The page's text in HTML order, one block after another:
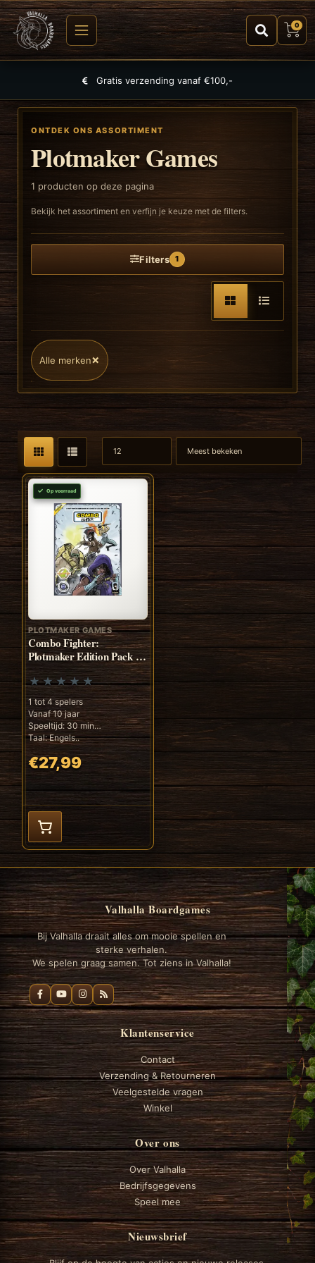
0
Gratis verzending vanaf €100,-
ONTDEK ONS ASSORTIMENT
Plotmaker Games
1 producten op deze pagina
Bekijk het assortiment en verfijn je keuze met de filters.
Filters 1
Alle merken×
Op voorraad
PLOTMAKER GAMES
Combo Fighter:
Plotmaker Edition Pack 1
(ENG)
1 tot 4 spelers
Vanaf 10 jaar
Speeltijd: 30 min
Taal: Engels..
€27,99
Valhalla Boardgames
Bij Valhalla draait alles om mooie spellen en
sterke verhalen.
We spelen graag samen. Tot ziens in Valhalla!
Klantenservice
Contact
Verzending & Retourneren
Veelgestelde vragen
Winkel
Over ons
Over Valhalla
Bedrijfsgegevens
Speel mee
Nieuwsbrief